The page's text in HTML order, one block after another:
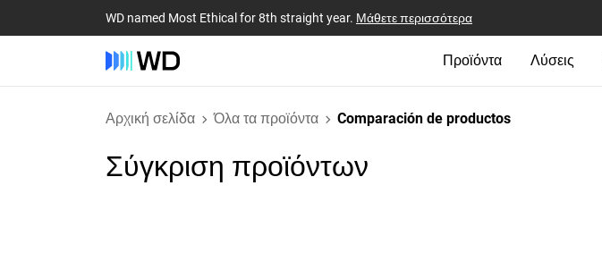
WD named Most Ethical for 8th straight year. Μάθετε περισσότερα
Προϊόντα Λύσεις
Αρχική σελίδα Όλα τα προϊόντα Comparación de productos
Σύγκριση προϊόντων